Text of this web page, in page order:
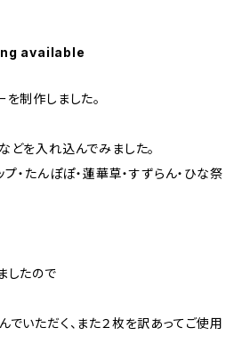
available
制作しました。
どを入れ込んでみました。
プ・たんぽぽ・蓮華草・すずらん・ひな祭
したので
でいただく、また２枚を訳あってご使用